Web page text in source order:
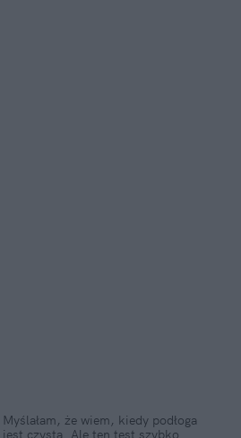
Myślałam, że wiem, kiedy podłoga
jest czysta. Ale ten test szybko